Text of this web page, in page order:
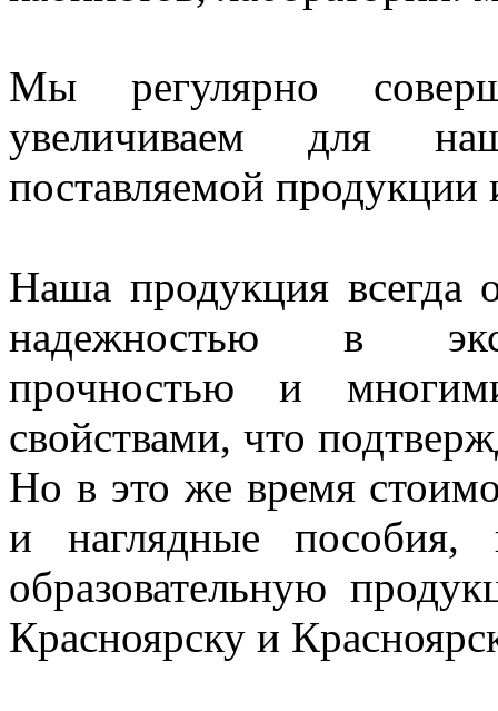
Мы регулярно
увеличиваем для
поставляемой продукции
Наша продукция всегда
надежностью в
прочностью и
свойствами, что
Но в это же время
и наглядные
образовательную
Красноярску и